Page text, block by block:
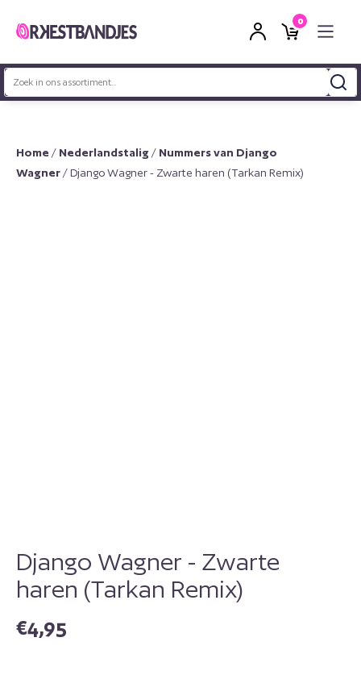
0
Zoeken
naar:
Home / Nederlandstalig / Nummers van Django
Wagner/ Django Wagner - Zwarte haren (Tarkan Remix)
Django Wagner - Zwarte
haren (Tarkan Remix)
€4,95